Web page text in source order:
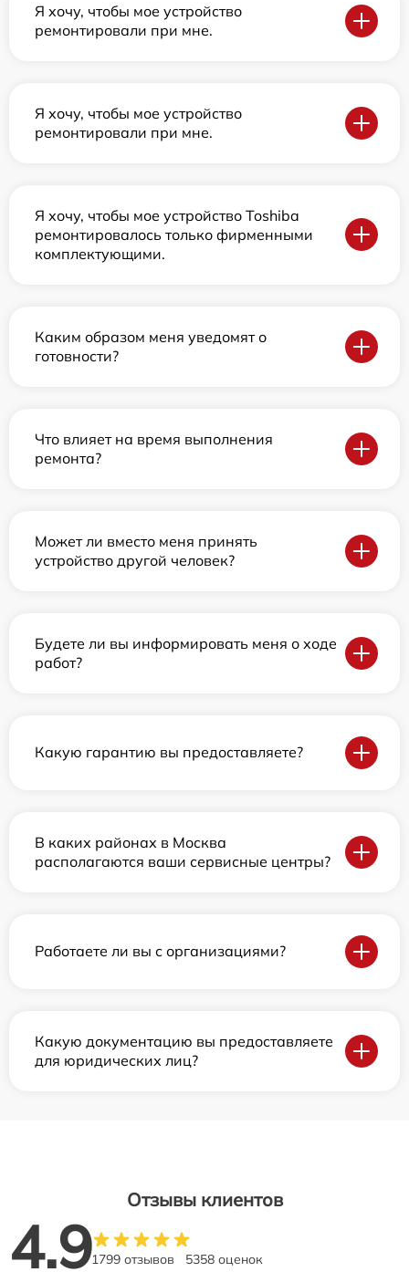
Я хочу, чтобы мое устройство
ремонтировали при мне.
Я хочу, чтобы мое устройство
ремонтировали при мне.
Я хочу, чтобы мое устройство Toshiba
ремонтировалось только фирменными
комплектующими.
Каким образом меня уведомят о
готовности?
Что влияет на время выполнения
ремонта?
Может ли вместо меня принять
устройство другой человек?
Будете ли вы информировать меня о ходе
работ?
Какую гарантию вы предоставляете?
В каких районах в Москва
располагаются ваши сервисные центры?
Работаете ли вы с организациями?
Какую документацию вы предоставляете
для юридических лиц?
Отзывы клиентов
4.91799 отзывов 5358 оценок